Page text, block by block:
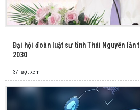
Đại hội đoàn luật sư tỉnh Thái Nguyên lần
2030
37 lượt xem